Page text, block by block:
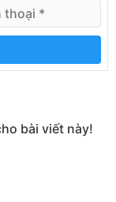
bài viết này!